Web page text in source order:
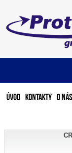
Úvod Kontakty O nás